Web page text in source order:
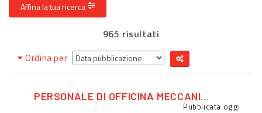
Affina la tua ricerca
965 risultati
Ordina per
PERSONALE DI OFFICINA MECCANICA / MECCATRONICA
Pubblicata oggi